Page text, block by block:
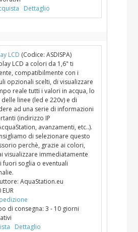
Dettaglio
LCD (Codice: ASDISPA)
LCD a colori da 1,6" ti
compatibilmente con i
opzionali scelti, di visualizzare
reale tutti i valori in acqua, lo
linee (led e 220v) e di
ad una serie di informazioni
(indirizzo IP
avanzamenti, etc..).
di selezionare questo
perchè, grazie ai colori,
visualizzare immediatamente
fuori soglia o eventuali
AquaStation.eu
EUR
di consegna: 3 - 10 giorni
Dettaglio